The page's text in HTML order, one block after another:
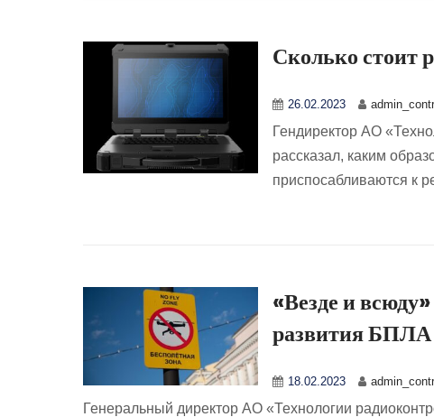
Сколько стоит
26.02.2023
Гендиректор АО
рассказал, каким
приспосабливаются к
«Везде и
развития БПЛА
18.02.2023
Генеральный директор АО «Технологии